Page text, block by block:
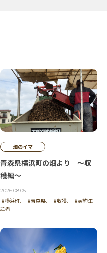
畑のイマ
青森県横浜町の畑より ～収
穫編～
2026.08.05
#横浜町. #青森県. #収獲.
#契約生
産者.